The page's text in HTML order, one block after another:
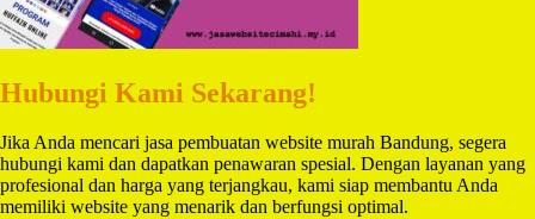
Hubungi Kami Sekarang!
Jika Anda mencari jasa pembuatan website murah Bandung, segera
hubungi kami dan dapatkan penawaran spesial. Dengan layanan yang
profesional dan harga yang terjangkau, kami siap membantu Anda
memiliki website yang menarik dan berfungsi optimal.